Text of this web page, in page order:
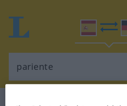
Spanisch-Deutsch Wörterbuch